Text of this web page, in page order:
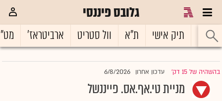
גלובס פיננסי
ראשי תיק אישי ת"א וול סטריט ארביטראז'
בהשהיה של 15 דק' |עדכון אחרון 6/8/2026
מניית טי.אף.אס. פייננשל